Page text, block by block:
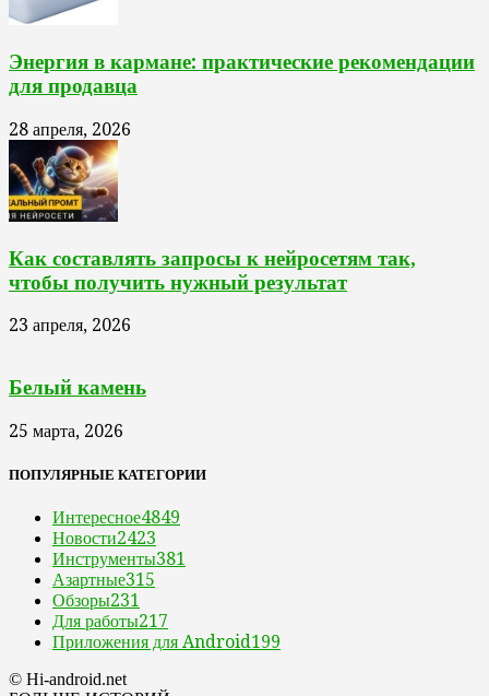
Энергия в кармане: практические рекомендации
для продавца
28 апреля, 2026
Как составлять запросы к нейросетям так,
чтобы получить нужный результат
23 апреля, 2026
Белый камень
25 марта, 2026
ПОПУЛЯРНЫЕ КАТЕГОРИИ
Интересное4849
Новости2423
Инструменты381
Азартные315
Обзоры231
Для работы217
Приложения для Android199
© Hi-android.net